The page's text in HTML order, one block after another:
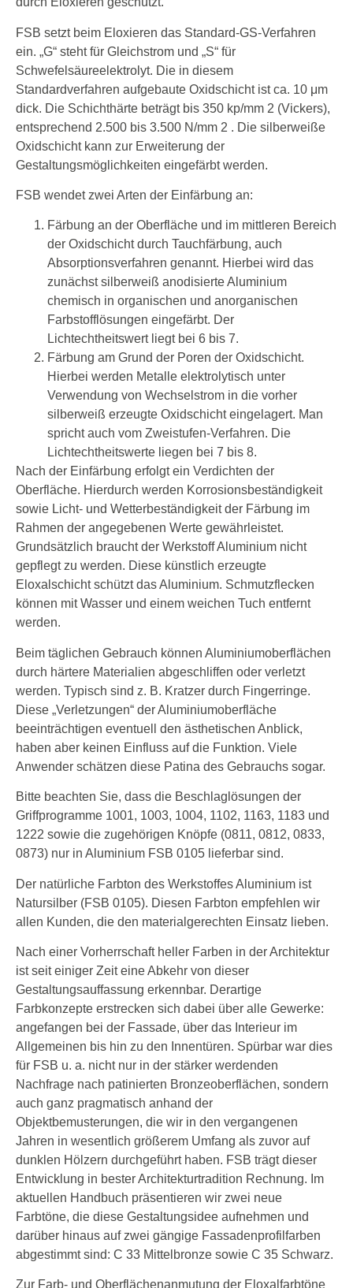
FSB setzt beim Eloxieren das Standard-GS-Verfahren
ein. „G“ steht für Gleichstrom und „S“ für
Schwefelsäureelektrolyt. Die in diesem
Standardverfahren aufgebaute Oxidschicht ist ca. 10 μm
dick. Die Schichthärte beträgt bis 350 kp/mm 2 (Vickers),
entsprechend 2.500 bis 3.500 N/mm 2 . Die silberweiße
Oxidschicht kann zur Erweiterung der
Gestaltungsmöglichkeiten eingefärbt werden.
FSB wendet zwei Arten der Einfärbung an:
Färbung an der Oberfläche und im mittleren Bereich
der Oxidschicht durch Tauchfärbung, auch
Absorptionsverfahren genannt. Hierbei wird das
zunächst silberweiß anodisierte Aluminium
chemisch in organischen und anorganischen
Farbstofflösungen eingefärbt. Der
Lichtechtheitswert liegt bei 6 bis 7.
Färbung am Grund der Poren der Oxidschicht.
Hierbei werden Metalle elektrolytisch unter
Verwendung von Wechselstrom in die vorher
silberweiß erzeugte Oxidschicht eingelagert. Man
spricht auch vom Zweistufen-Verfahren. Die
Lichtechtheitswerte liegen bei 7 bis 8.
Nach der Einfärbung erfolgt ein Verdichten der
Oberfläche. Hierdurch werden Korrosionsbeständigkeit
sowie Licht- und Wetterbeständigkeit der Färbung im
Rahmen der angegebenen Werte gewährleistet.
Grundsätzlich braucht der Werkstoff Aluminium nicht
gepflegt zu werden. Diese künstlich erzeugte
Eloxalschicht schützt das Aluminium. Schmutzflecken
können mit Wasser und einem weichen Tuch entfernt
werden.
Beim täglichen Gebrauch können Aluminiumoberflächen
durch härtere Materialien abgeschliffen oder verletzt
werden. Typisch sind z. B. Kratzer durch Fingerringe.
Diese „Verletzungen“ der Aluminiumoberfläche
beeinträchtigen eventuell den ästhetischen Anblick,
haben aber keinen Einfluss auf die Funktion. Viele
Anwender schätzen diese Patina des Gebrauchs sogar.
Bitte beachten Sie, dass die Beschlaglösungen der
Griffprogramme 1001, 1003, 1004, 1102, 1163, 1183 und
1222 sowie die zugehörigen Knöpfe (0811, 0812, 0833,
0873) nur in Aluminium FSB 0105 lieferbar sind.
Der natürliche Farbton des Werkstoffes Aluminium ist
Natursilber (FSB 0105). Diesen Farbton empfehlen wir
allen Kunden, die den materialgerechten Einsatz lieben.
Nach einer Vorherrschaft heller Farben in der Architektur
ist seit einiger Zeit eine Abkehr von dieser
Gestaltungsauffassung erkennbar. Derartige
Farbkonzepte erstrecken sich dabei über alle Gewerke:
angefangen bei der Fassade, über das Interieur im
Allgemeinen bis hin zu den Innentüren. Spürbar war dies
für FSB u. a. nicht nur in der stärker werdenden
Nachfrage nach patinierten Bronzeoberflächen, sondern
auch ganz pragmatisch anhand der
Objektbemusterungen, die wir in den vergangenen
Jahren in wesentlich größerem Umfang als zuvor auf
dunklen Hölzern durchgeführt haben. FSB trägt dieser
Entwicklung in bester Architekturtradition Rechnung. Im
aktuellen Handbuch präsentieren wir zwei neue
Farbtöne, die diese Gestaltungsidee aufnehmen und
darüber hinaus auf zwei gängige Fassadenprofilfarben
abgestimmt sind: C 33 Mittelbronze sowie C 35 Schwarz.
Zur Farb- und Oberflächenanmutung der Eloxalfarbtöne